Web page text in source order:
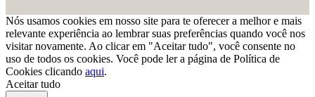
Nós usamos cookies em nosso site para te oferecer a melhor e mais
relevante experiência ao lembrar suas preferências quando você nos
visitar novamente. Ao clicar em "Aceitar tudo", você consente no
uso de todos os cookies. Você pode ler a página de Política de
Cookies clicando aqui.
Aceitar tudo